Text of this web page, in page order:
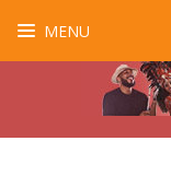
MENU